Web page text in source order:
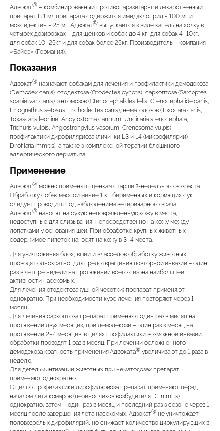
Лечение кроликов
Лечение хомяков
Вакцинация кроликов
Вакцинация хорьков
Адвокат®– комбинированный противопаразитарный лекарственный
препарат. В 1 мл препарата содержится имидаклоприд – 100 мг и
моксидектин – 25 мг. Адвокат® выпускается в виде капель на холку в
четырех дозировках – для щенков и собак до 4 кг, для собак 4–10кг,
для собак 10–25кг и для собак более 25кг. Производитель – компания
«Байер» (Германия).
Показания
Адвокат® назначают собакам для лечения и профилактики демодекоза
(Demodex canis), отодектоза (Otodectes cynotis), саркоптоза (Sarcoptes
scabiei var. canis), энтомозов (Ctenocephalides felis, Ctenocephalide canis,
Linognathus setosus, Trichodectes canis), нематодозов (Тохосаra canis,
Toxascaris leonine, Ancylostoma caninum, Uncinaria stenocephala,
Trichuris vulpis, Angiostrongylus vasorum, Crenosoma vulpis),
профилактики дирофиляриоза (личинки L3 и L4 (микрофилярии)
Dirofilaria immitis), а также в комплексной терапии блошиного
аллергического дерматита.
Применение
Адвокат® можно применять щенкам старше 7-недельного возраста.
Обработку собак массой менее 1 кг, беременных и кормящих сук
следует проводить под наблюдением ветеринарного врача.
Адвокат® наносят на сухую неповрежденную кожу в места,
недоступные для слизывания, непосредственно на кожу между
лопатками у основания шеи. При обработке крупных животных
содержимое пипеток наносят на кожу в 3–4 места.
Для уничтожения блох, вшей и власоедов обработку животных
проводят однократно, для предотвращения повторной инвазии – один
раз в четыре недели на протяжении всего сезона наибольшей
активности насекомых.
Для лечения отодектоза (ушной чесотки) препарат применяют
однократно. При необходимости курс лечения повторяют через 1
месяц.
Для лечения саркоптоза препарат применяют один раз в месяц на
протяжении двух месяцев, при демодекозе – один раз в месяц на
протяжении 2–4 месяцев, в целях профилактики возможной инвазии
обработки проводят 1 раз в месяц. При лечении осложненного
демодекоза кратность применения Адвоката®увеличивают до 1 раза в
неделю.
Для дегельминтизации животных при нематодозах препарат
применяют однократно.
С целью профилактики дирофиляриоза препарат применяют перед
началом лёта комаров (переносчиков возбудителя D. Immitis)
однократно, затем – один раз в месяц и последний раз в сезоне через 1
месяц после завершения лёта насекомых. Адвокат® не уничтожает
половозрелых дирофилярий, но снижает количество циркулирующих в
© 2015—2026 ООО «Сытая Морда»